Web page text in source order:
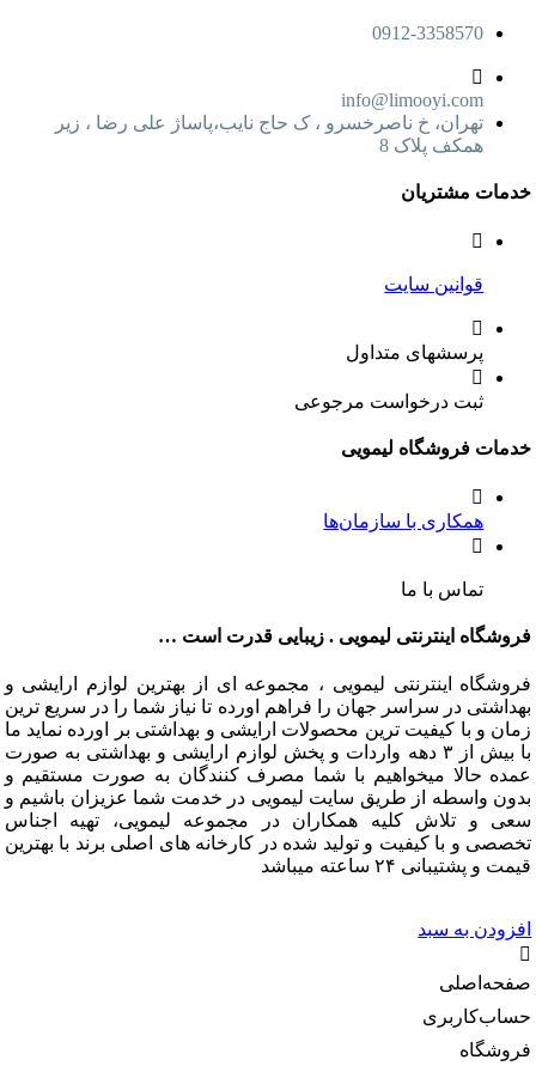
0912-3358570
info@limooyi.com
تهران، خ ناصرخسرو ، ک حاج نایب،پاساژ علی رضا ، زیر
همکف پلاک 8
مشتریان
قوانین سایت
پرسشهای متداول
ثبت درخواست مرجوعی
فروشگاه لیمویی
همکاری با سازمان‌ها
تماس با ما
اینترنتی لیمویی . زیبایی قدرت است …
اینترنتی لیمویی ، مجموعه ای از بهترین لوازم ارایشی و
در سراسر جهان را فراهم اورده تا نیاز شما را در سریع ترین
و با کیفیت ترین محصولات ارایشی و بهداشتی بر اورده نماید ما
با بیش از ۳ دهه واردات و پخش لوازم ارایشی و بهداشتی به صورت
حالا میخواهیم با شما مصرف کنندگان به صورت مستقیم و
واسطه از طریق سایت لیمویی در خدمت شما عزیزان باشیم و
و تلاش کلیه همکاران در مجموعه لیمویی، تهیه اجناس
و با کیفیت و تولید شده در کارخانه های اصلی برند با بهترین
۲۴ ساعته میباشد
به سبد